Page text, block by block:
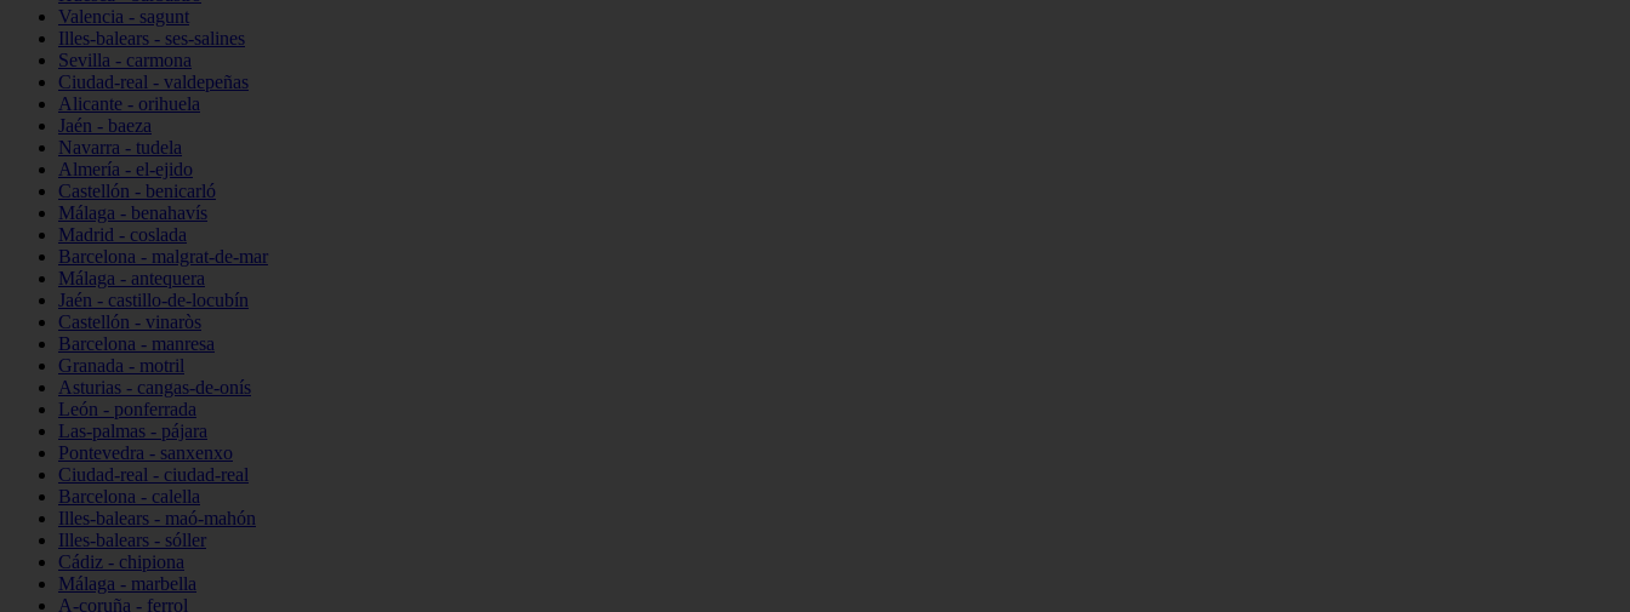
Valencia - sagunt
Illes-balears - ses-salines
Sevilla - carmona
Ciudad-real - valdepeñas
Alicante - orihuela
Jaén - baeza
Navarra - tudela
Almería - el-ejido
Castellón - benicarló
Málaga - benahavís
Madrid - coslada
Barcelona - malgrat-de-mar
Málaga - antequera
Jaén - castillo-de-locubín
Castellón - vinaròs
Barcelona - manresa
Granada - motril
Asturias - cangas-de-onís
León - ponferrada
Las-palmas - pájara
Pontevedra - sanxenxo
Ciudad-real - ciudad-real
Barcelona - calella
Illes-balears - maó-mahón
Illes-balears - sóller
Cádiz - chipiona
Málaga - marbella
A-coruña - ferrol